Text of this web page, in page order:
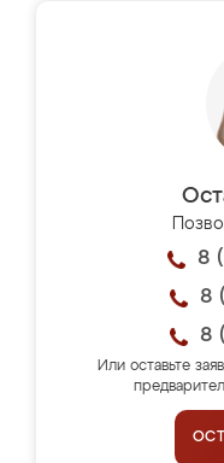
8
8
8
Или оставьте